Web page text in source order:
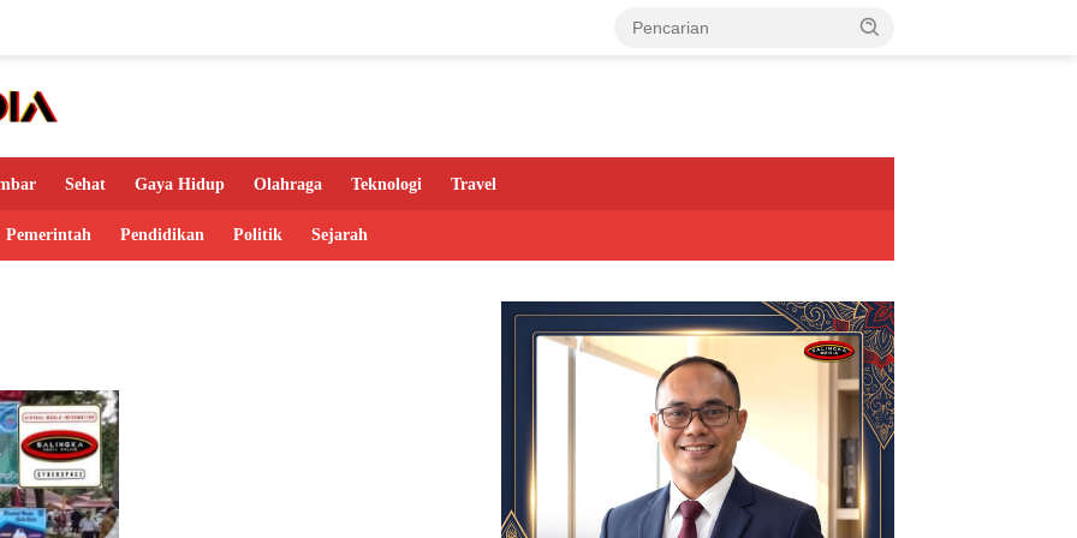
Sehat Gaya Hidup Olahraga Teknologi Travel
Pemerintah Pendidikan Politik Sejarah